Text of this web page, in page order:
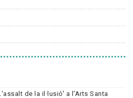
de la il·lusió' a l'Arts Santa